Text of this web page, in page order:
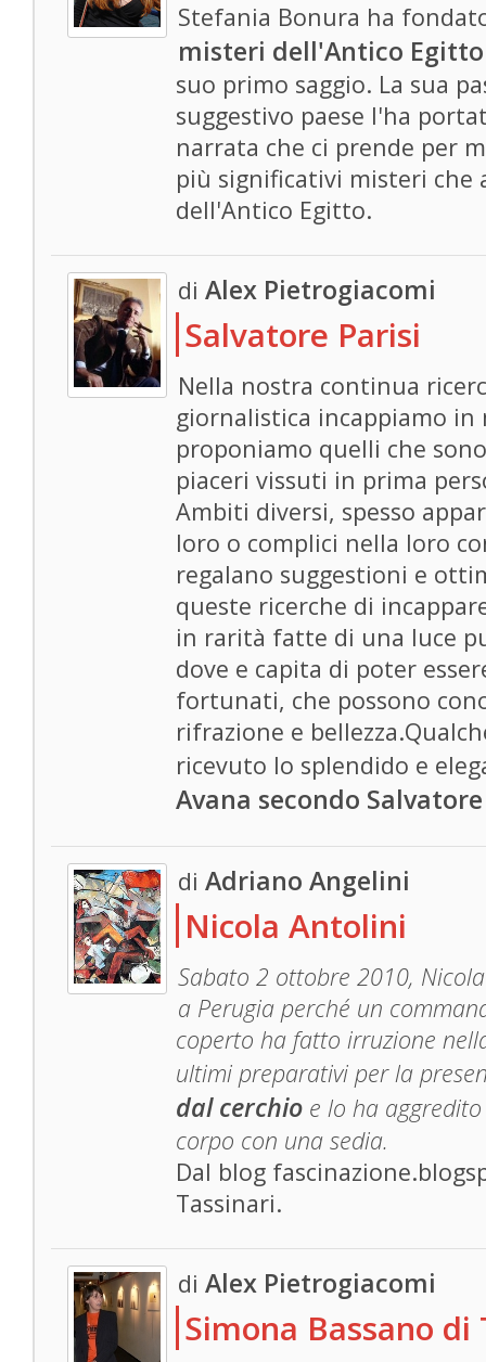
Stefania Bonura ha
misteri dell'Antico Egitto
suo primo saggio. La sua
suggestivo paese l'ha
narrata che ci prende per
più significativi misteri che
dell'Antico Egitto.
di Alex Pietrogiacomi
Salvatore Parisi
Nella nostra continua
giornalistica incappiamo
proponiamo quelli che
piaceri vissuti in prima
Ambiti diversi, spesso
loro o complici nella loro
regalano suggestioni e
queste ricerche di
in rarità fatte di una luce
dove e capita di poter
fortunati, che possono
rifrazione e
ricevuto lo splendido e
Avana secondo
di Adriano Angelini
Nicola Antolini
Sabato 2 ottobre 2010,
a Perugia perché un
coperto ha fatto irruzione
ultimi preparativi per la
dal cerchio e lo ha
corpo con una sedia.
Dal blog
Tassinari.
di Alex Pietrogiacomi
Simona Bassano